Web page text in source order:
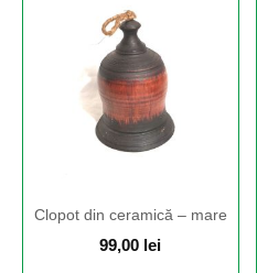
Clopot din ceramică – mare
99,00 lei